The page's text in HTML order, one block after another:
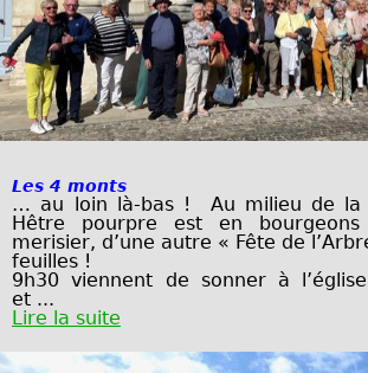
Les 4 monts
… au loin là-bas ! Au milieu de la
Hêtre pourpre est en
merisier, d’une autre « Fête de
feuilles !
9h30 viennent de sonner à
et ...
Lire la suite